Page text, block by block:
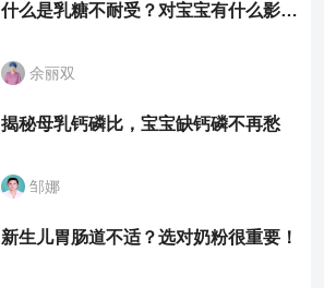
什么是乳糖不耐受？对宝宝有什么影响？
余丽双
揭秘母乳钙磷比，宝宝缺钙磷不再愁
邹娜
新生儿胃肠道不适？选对奶粉很重要！